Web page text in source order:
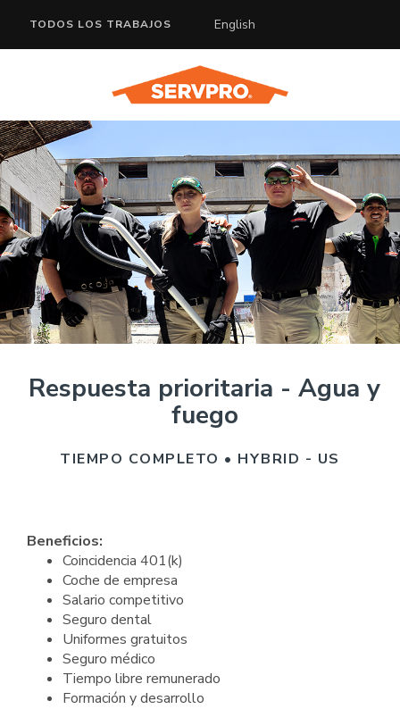
TODOS LOS TRABAJOS English
Respuesta prioritaria - Agua y
fuego
TIEMPO COMPLETO • HYBRID - US
Beneficios:
Coincidencia 401(k)
Coche de empresa
Salario competitivo
Seguro dental
Uniformes gratuitos
Seguro médico
Tiempo libre remunerado
Formación y desarrollo